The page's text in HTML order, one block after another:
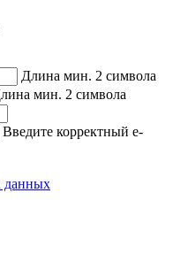
Длина мин. 2 символа
мин. 2 символа
Введите корректный e-
данных